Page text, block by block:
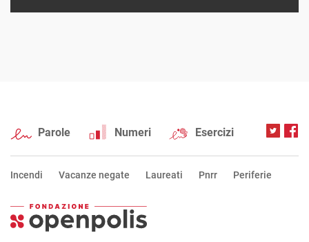
Parole Numeri Esercizi
Incendi Vacanze negate Laureati Pnrr Periferie